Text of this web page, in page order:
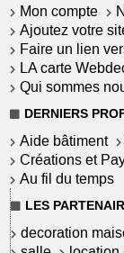
Mon compte
Ajoutez votre
Faire un lien
LA carte
Qui sommes
DERNIERS
Aide bâtiment
Créations et
Au fil du temps
LES
decoration